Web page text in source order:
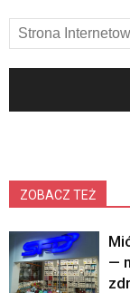
ZOBACZ TEŻ
—